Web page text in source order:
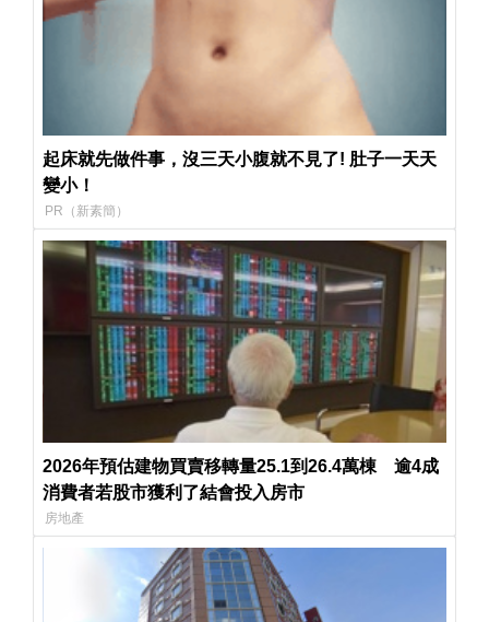
起床就先做件事，沒三天小腹就不見了! 肚子一天天
變小！
PR（新素簡）
2026年預估建物買賣移轉量25.1到26.4萬棟 逾4成
消費者若股市獲利了結會投入房市
房地產